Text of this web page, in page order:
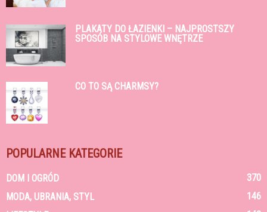
PLAKATY DO ŁAZIENKI – NAJPROSTSZY
SPOSÓB NA STYLOWE WNĘTRZE
CO TO SĄ CHARMSY?
POPULARNE KATEGORIE
DOM I OGRÓD
370
MODA, UBRANIA, STYL
146